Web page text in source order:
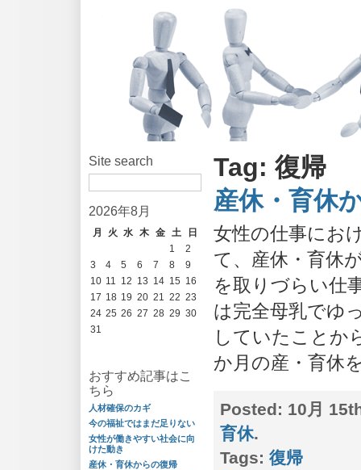
Site search
2026年8月
月 火 水 木 金 土
日
1
2
3
4 5 6 7 8
9
10 11 12 13 14 15 16
17 18 19 20 21 22 23
24 25 26 27 28 29 30
31
おすすめ記事はこ
ちら
人材確保のカギ
今の福祉ではまだ足りない
女性が働きやすい社会に向
けた動き
産休・育休からの復帰
Tag: 復帰
産休・育休
女性の仕事にお
て、産休・育休
を取りづらい仕
は完全母乳でゆ
していたことか
か月の産・育休
Posted: 10月
育休.
Tags: 復帰